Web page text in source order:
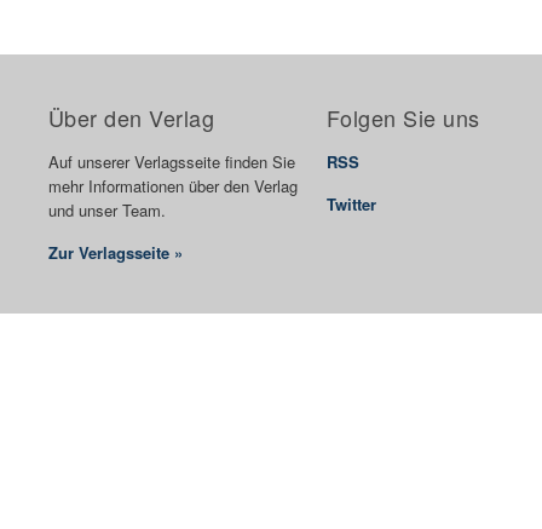
Über den Verlag
Auf unserer Verlagsseite finden Sie
mehr Informationen über den Verlag
und unser Team.
Zur Verlagsseite »
Folgen Sie uns
RSS
Twitter